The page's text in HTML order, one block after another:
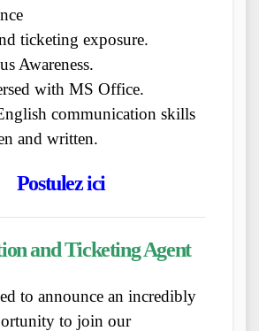
ticketing exposure.
Awareness.
with MS Office.
communication skills
and written.
Postulez ici
and Ticketing Agent
to announce an incredibly
to join our